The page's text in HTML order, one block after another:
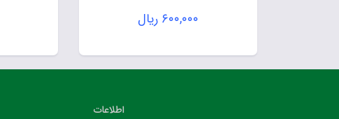
۶۰۰,۰۰۰ ریال
اطلاعات